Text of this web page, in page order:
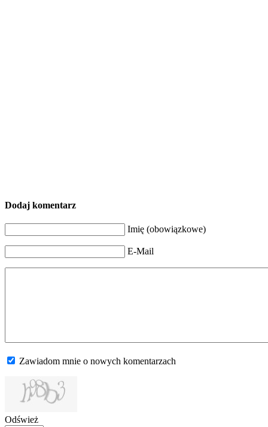
Dodaj komentarz
Imię (obowiązkowe)
E-Mail
Zawiadom mnie o nowych komentarzach
Odśwież